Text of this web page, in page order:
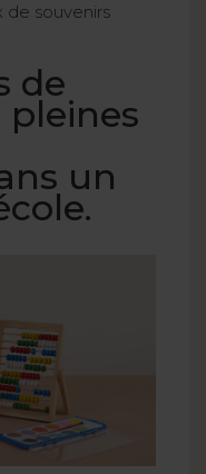
de souvenirs
de
pleines
un